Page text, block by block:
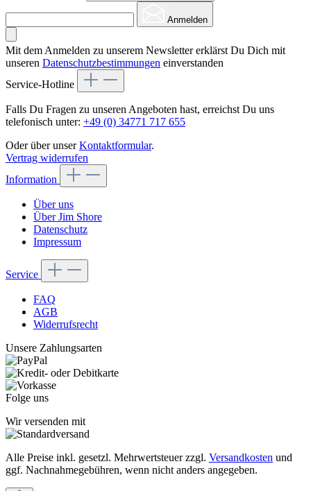
Anmelden
Mit dem Anmelden zu unserem Newsletter erklärst Du Dich mit
unseren Datenschutzbestimmungen einverstanden
Service-Hotline
Falls Du Fragen zu unseren Angeboten hast, erreichst Du uns
telefonisch unter: +49 (0) 34771 717 655
Oder über unserKontaktformular.
Vertrag widerrufen
Information
Über uns
Über Jim Shore
Datenschutz
Impressum
Service
FAQ
AGB
Widerrufsrecht
Unsere Zahlungsarten
Folge uns
Wir versenden mit
Alle Preise inkl. gesetzl. Mehrwertsteuer zzgl. Versandkosten und
ggf. Nachnahmegebühren, wenn nicht anders angegeben.